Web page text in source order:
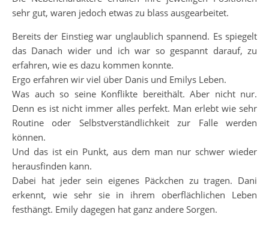
sehr gut, waren jedoch etwas zu blass ausgearbeitet.
Bereits der Einstieg war unglaublich spannend. Es spiegelt
das Danach wider und ich war so gespannt darauf, zu
erfahren, wie es dazu kommen konnte.
Ergo erfahren wir viel über Danis und Emilys Leben.
Was auch so seine Konflikte bereithält. Aber nicht nur.
Denn es ist nicht immer alles perfekt. Man erlebt wie sehr
Routine oder Selbstverständlichkeit zur Falle werden
können.
Und das ist ein Punkt, aus dem man nur schwer wieder
herausfinden kann.
Dabei hat jeder sein eigenes Päckchen zu tragen. Dani
erkennt, wie sehr sie in ihrem oberflächlichen Leben
festhängt. Emily dagegen hat ganz andere Sorgen.